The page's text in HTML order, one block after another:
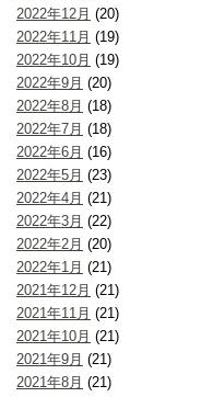
2022年12月 (20)
2022年11月 (19)
2022年10月 (19)
2022年9月 (20)
2022年8月 (18)
2022年7月 (18)
2022年6月 (16)
2022年5月 (23)
2022年4月 (21)
2022年3月 (22)
2022年2月 (20)
2022年1月 (21)
2021年12月 (21)
2021年11月 (21)
2021年10月 (21)
2021年9月 (21)
2021年8月 (21)